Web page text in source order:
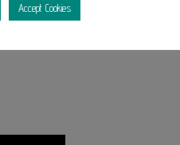
Accept Cookies